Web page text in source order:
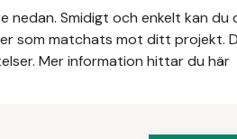
nedan. Smidigt och enkelt kan du
som matchats mot ditt projekt.
Mer information hittar du här